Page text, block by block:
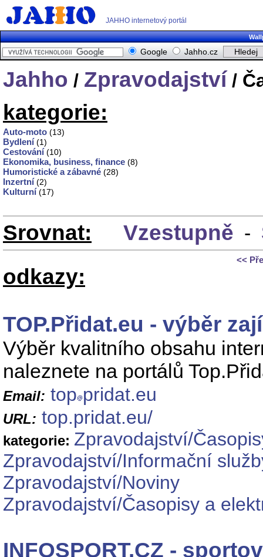
JAHHO internetový portál
Google Jahho.cz
Jahho / Zpravodajství /
kategorie:
Auto-moto (13)
Bydlení (1)
Cestování (10)
Ekonomika, business, finance (8)
Humoristické a zábavné (28)
Inzertní (2)
Kulturní (17)
Srovnat: Vzestupně -
<<
odkazy:
TOP.Přidat.eu - výběr
Výběr kvalitního obsahu
naleznete na portálů
Email: top pridat.eu
URL: top.pridat.eu/
kategorie: Zpravodajství/
Zpravodajství/Informační
Zpravodajství/Noviny
Zpravodajství/Časopisy a
INFOSPORT.CZ -